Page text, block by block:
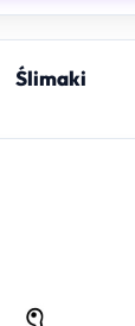
Ślimaki